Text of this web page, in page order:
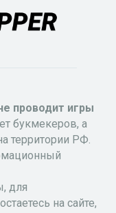
проводит игры
букмекеров, а
территории РФ.
для
на сайте,